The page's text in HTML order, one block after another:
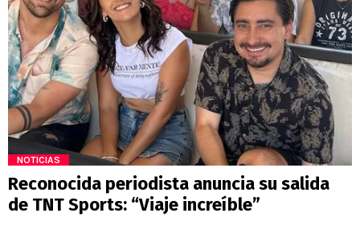
NOTICIAS
Reconocida periodista anuncia su salida
de TNT Sports: “Viaje increíble”